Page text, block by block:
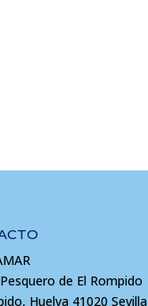
de El Rompido
Huelva 41020 Sevilla